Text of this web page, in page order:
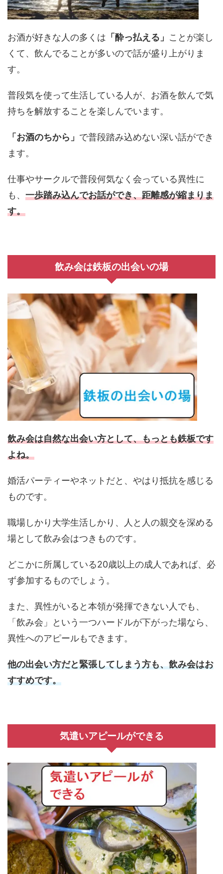
お酒が好きな人の多くは 「酔っ払える」 ことが楽し
くて、飲んでることが多いので話が盛り上がりま
す。
普段気を使って生活している人が、お酒を飲んで気
持ちを解放することを楽しんでいます。
「お酒のちから」 で普段踏み込めない深い話ができ
ます。
仕事やサークルで普段何気なく会っている異性に
も、 一歩踏み込んでお話ができ、距離感が縮まりま
す。
飲み会は鉄板の出会いの場
飲み会は自然な出会い方として、もっとも鉄板です
よね。
婚活パーティーやネットだと、やはり抵抗を感じる
ものです。
職場しかり大学生活しかり、人と人の親交を深める
場として飲み会はつきものです。
どこかに所属している20歳以上の成人であれば、必
ず参加するものでしょう。
また、異性がいると本領が発揮できない人でも、
「飲み会」という一つハードルが下がった場なら、
異性へのアピールもできます。
他の出会い方だと緊張してしまう方も、飲み会はお
すすめです。
気遣いアピールができる